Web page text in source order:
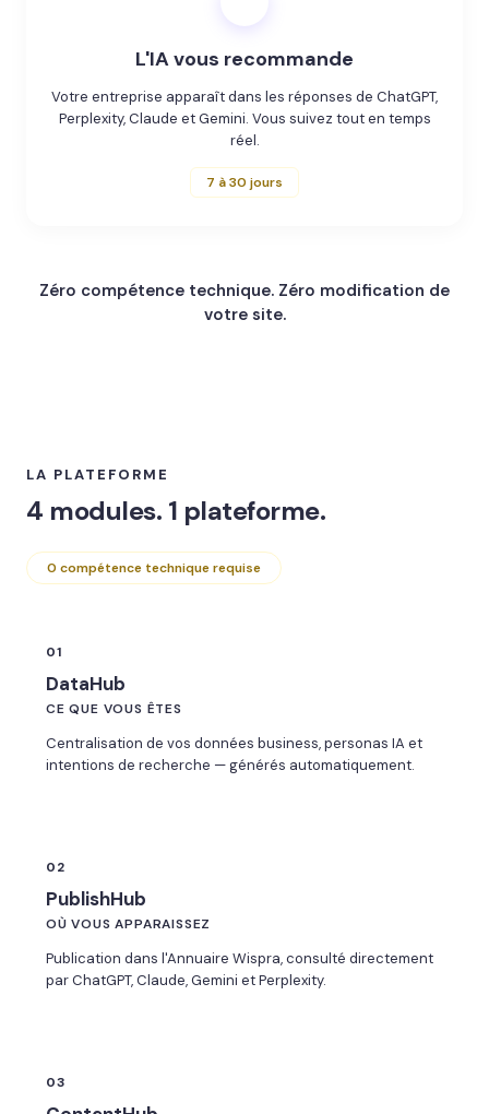
L'IA vous recommande
Votre entreprise apparaît dans les réponses de ChatGPT,
Perplexity, Claude et Gemini. Vous suivez tout en temps
réel.
7 à 30 jours
Zéro compétence technique. Zéro modification de
votre site.
LA PLATEFORME
4 modules. 1 plateforme.
0 compétence technique requise
01
DataHub
CE QUE VOUS ÊTES
Centralisation de vos données business, personas IA et
intentions de recherche — générés automatiquement.
02
PublishHub
OÙ VOUS APPARAISSEZ
Publication dans l'Annuaire Wispra, consulté directement
par ChatGPT, Claude, Gemini et Perplexity.
03